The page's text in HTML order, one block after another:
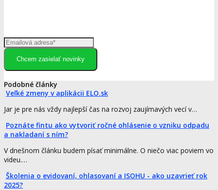
Chcem zasielať novinky
Podobné články
Veľké zmeny v aplikácii ELO.sk
Jar je pre nás vždy najlepší čas na rozvoj zaujímavých vecí v…
Poznáte fintu ako vytvoriť ročné ohlásenie o vzniku odpadu
a nakladaní s ním?
V dnešnom článku budem písať minimálne. O niečo viac poviem vo
videu.…
Školenia o evidovaní, ohlasovaní a ISOHU - ako uzavrieť rok
2025?